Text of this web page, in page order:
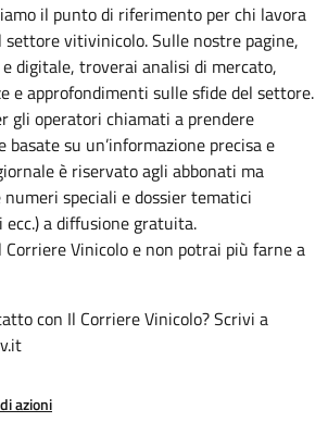
il punto di riferimento per chi lavora
settore vitivinicolo. Sulle nostre pagine,
digitale, troverai analisi di mercato,
e approfondimenti sulle sfide del settore.
gli operatori chiamati a prendere
su un’informazione precisa e
è riservato agli abbonati ma
speciali e dossier tematici
a diffusione gratuita.
Corriere Vinicolo e non potrai più farne a
con Il Corriere Vinicolo? Scrivi a
azioni